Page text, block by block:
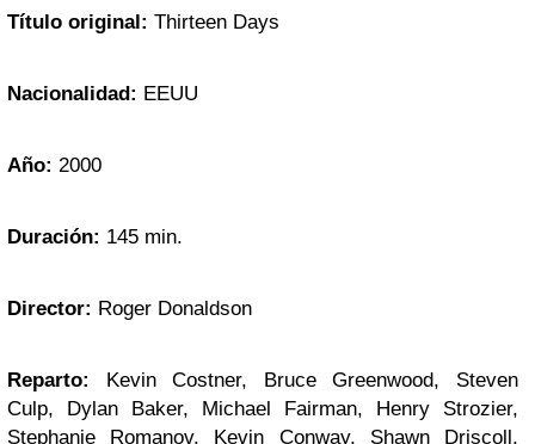
Título original: Thirteen Days
Nacionalidad: EEUU
Año: 2000
Duración: 145 min.
Director: Roger Donaldson
Reparto: Kevin Costner, Bruce Greenwood, Steven
Culp, Dylan Baker, Michael Fairman, Henry Strozier,
Stephanie Romanov, Kevin Conway, Shawn Driscoll,